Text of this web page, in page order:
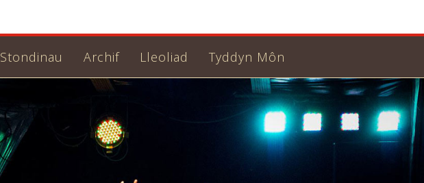
Stondinau Archif Lleoliad Tyddyn Môn